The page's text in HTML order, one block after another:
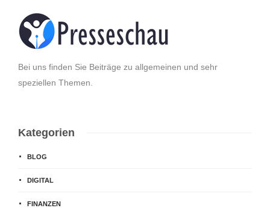
Bei uns finden Sie Beiträge zu allgemeinen und sehr
speziellen Themen.
Kategorien
BLOG
DIGITAL
FINANZEN